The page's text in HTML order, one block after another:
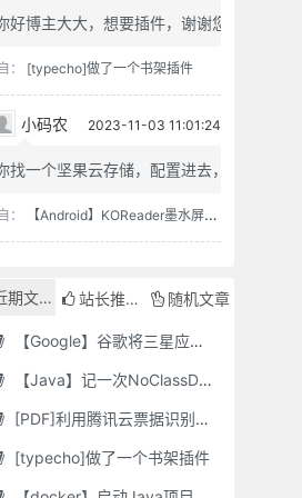
好博主大大，想要插件，谢谢您
： [typecho]做了一个书架插件
小码农 2023-11-03 11:01:24
找一个坚果云存储，配置进去，...
： 【Android】KOReader墨水屏用阅读器
期文章 站长推荐 随机文章
【Google】谷歌将三星应用程序标记为“有害”，并要求用户删除它们
【Java】记一次NoClassDefFoundError错误修复
[PDF]利用腾讯云票据识别接口自动修改PDF文件名
[typecho]做了一个书架插件